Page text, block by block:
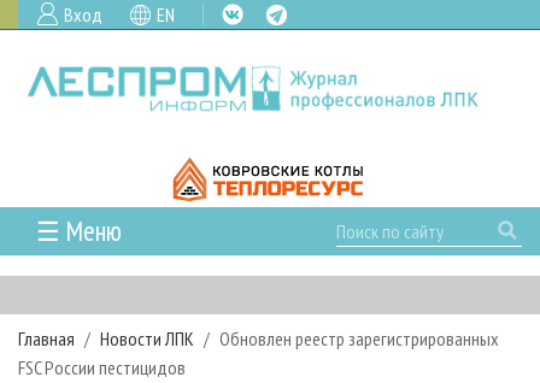
Вход EN
☰ Меню
ГЛАВНАЯ
РУБРИКИ И ТЕМЫ
РУБРИКИ ЖУРНАЛА
НОВОСТИ
Главная Новости ЛПК
Обновлен реестр зарегистрированных
FSC России пестицидов